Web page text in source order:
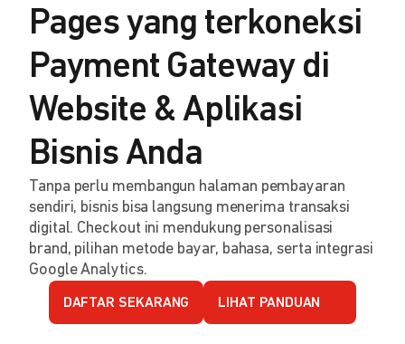
Pages yang terkoneksi
Payment Gateway di
Website & Aplikasi
Bisnis Anda
Tanpa perlu membangun halaman pembayaran
sendiri, bisnis bisa langsung menerima transaksi
digital. Checkout ini mendukung personalisasi
brand, pilihan metode bayar, bahasa, serta integrasi
Google Analytics.
DAFTAR SEKARANG LIHAT PANDUAN